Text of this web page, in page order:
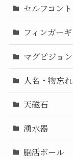
セルフコン
フィンガー
マグピジョン
人名・物忘
天磁石
湧水器
脳活ボール